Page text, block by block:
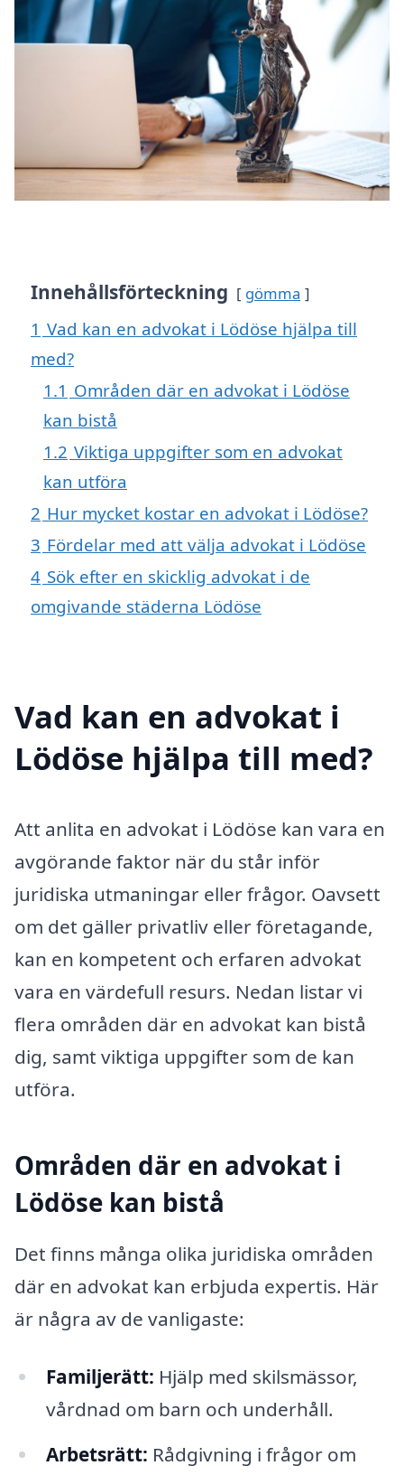
Innehållsförteckning gömma
1 Vad kan en advokat i Lödöse hjälpa till
med?
1.1 Områden där en advokat i Lödöse
kan bistå
1.2 Viktiga uppgifter som en advokat
kan utföra
2 Hur mycket kostar en advokat i Lödöse?
3 Fördelar med att välja advokat i Lödöse
4 Sök efter en skicklig advokat i de
omgivande städerna Lödöse
Vad kan en advokat i
Lödöse hjälpa till med?
Att anlita en advokat i Lödöse kan vara en
avgörande faktor när du står inför
juridiska utmaningar eller frågor. Oavsett
om det gäller privatliv eller företagande,
kan en kompetent och erfaren advokat
vara en värdefull resurs. Nedan listar vi
flera områden där en advokat kan bistå
dig, samt viktiga uppgifter som de kan
utföra.
Områden där en advokat i
Lödöse kan bistå
Det finns många olika juridiska områden
där en advokat kan erbjuda expertis. Här
är några av de vanligaste:
Familjerätt: Hjälp med skilsmässor,
vårdnad om barn och underhåll.
Arbetsrätt: Rådgivning i frågor om